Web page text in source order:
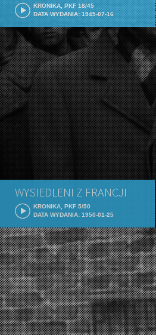
KRONIKA, PKF 18/45
DATA WYDANIA: 1945-07-16
WYSIEDLENI Z FRANCJI
KRONIKA, PKF 5/50
DATA WYDANIA: 1950-01-25